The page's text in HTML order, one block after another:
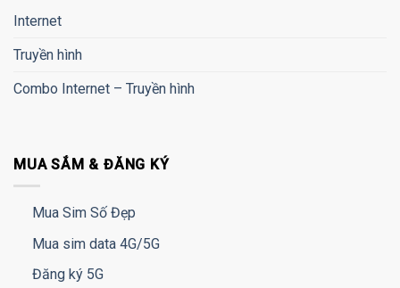
Internet
Truyền hình
Combo Internet – Truyền hình
MUA SẮM & ĐĂNG KÝ
Mua Sim Số Đẹp
Mua sim data 4G/5G
Đăng ký 5G